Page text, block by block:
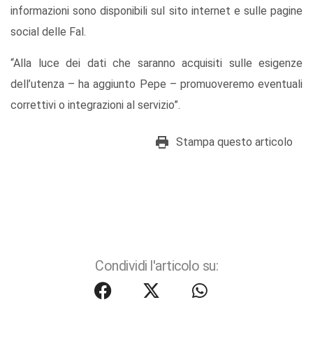
informazioni sono disponibili sul sito internet e sulle pagine
social delle Fal.
“Alla luce dei dati che saranno acquisiti sulle esigenze
dell’utenza – ha aggiunto Pepe – promuoveremo eventuali
correttivi o integrazioni al servizio”.
Stampa questo articolo
Condividi l'articolo su: